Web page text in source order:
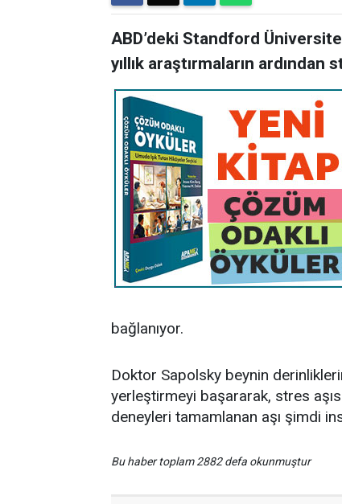
ABD’deki Standford
yıllık araştırmaların ardından
bağlanıyor.
Doktor Sapolsky beynin
yerleştirmeyi başararak, stres
deneyleri tamamlanan aşı şimdi
Bu haber toplam 2882 defa okunmuştur